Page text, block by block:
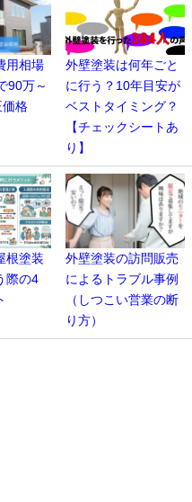
用相場
90万～
価格
外壁塗装は何年ごと
に行う？10年目安が
ベストタイミング？
【チェックシートあ
り】
根塗装
際の4
外壁塗装の訪問販売
によるトラブル事例
（しつこい営業の断
り方）